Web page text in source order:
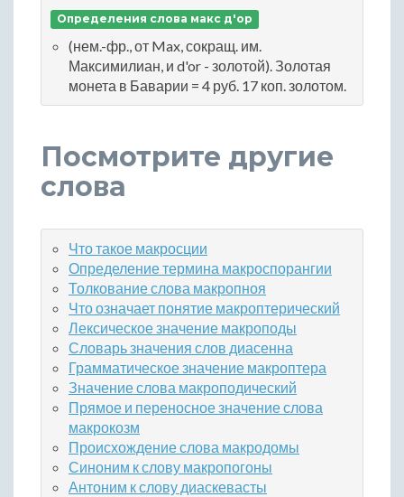
Определения слова макс д'ор
(нем.-фр., от Max, сокращ. им.
Максимилиан, и d'or - золотой). Золотая
монета в Баварии = 4 руб. 17 коп. золотом.
Посмотрите другие
слова
Что такое макросции
Определение термина макроспорангии
Толкование слова макропноя
Что означает понятие макроптерический
Лексическое значение макроподы
Словарь значения слов диасенна
Грамматическое значение макроптера
Значение слова макроподический
Прямое и переносное значение слова
макрокозм
Происхождение слова макродомы
Синоним к слову макропогоны
Антоним к слову диаскевасты